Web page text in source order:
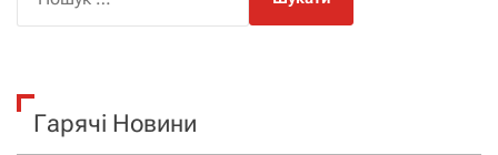
к
Гарячі Новини